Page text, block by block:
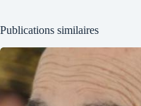
Publications similaires